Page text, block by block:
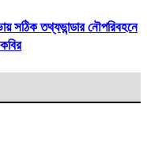
সঠিক তথ্যভান্ডার নৌপরিবহনে